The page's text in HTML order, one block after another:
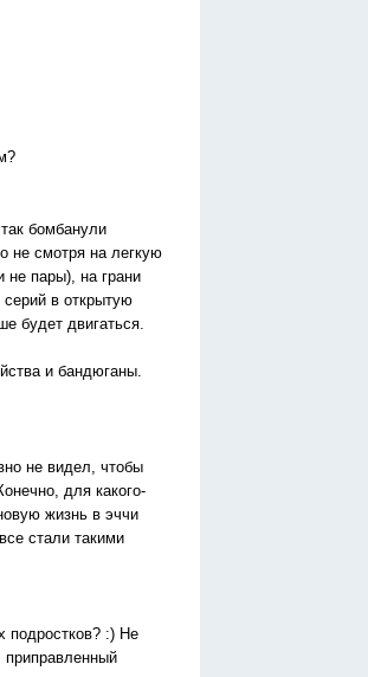
бомбанули
не смотря на легкую
не пары), на грани
серий в открытую
будет двигаться.
и бандюганы.
не видел, чтобы
для какого-
жизнь в эччи
стали такими
подростков? :) Не
приправленный